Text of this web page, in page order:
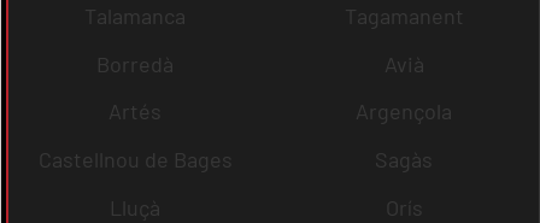
Talamanca
Tagamanent
Borredà
Avià
Artés
Argençola
Castellnou de Bages
Sagàs
Lluçà
Orís